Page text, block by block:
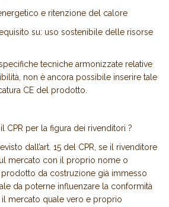
e ritenzione del calore
su: uso sostenibile delle risorse
tecniche armonizzate relative
non è ancora possibile inserire tale
CE del prodotto.
CPR per la figura dei rivenditori ?
dall’art. 15 del CPR, se il rivenditore
mercato con il proprio nome o
da costruzione già immesso
da poterne influenzare la conformità
il mercato quale vero e proprio